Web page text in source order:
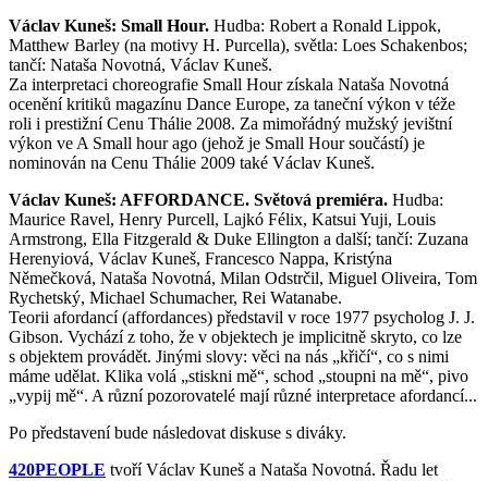
Václav Kuneš: Small Hour. Hudba: Robert a Ronald Lippok,
Matthew Barley (na motivy H. Purcella), světla: Loes Schakenbos;
tančí: Nataša Novotná, Václav Kuneš.
Za interpretaci choreografie Small Hour získala Nataša Novotná
ocenění kritiků magazínu Dance Europe, za taneční výkon v téže
roli i prestižní Cenu Thálie 2008. Za mimořádný mužský jevištní
výkon ve A Small hour ago (jehož je Small Hour součástí) je
nominován na Cenu Thálie 2009 také Václav Kuneš.
Václav Kuneš: AFFORDANCE. Světová premiéra. Hudba:
Maurice Ravel, Henry Purcell, Lajkó Félix, Katsui Yuji, Louis
Armstrong, Ella Fitzgerald & Duke Ellington a další; tančí: Zuzana
Herenyiová, Václav Kuneš, Francesco Nappa, Kristýna
Němečková, Nataša Novotná, Milan Odstrčil, Miguel Oliveira, Tom
Rychetský, Michael Schumacher, Rei Watanabe.
Teorii afordancí (affordances) představil v roce 1977 psycholog J. J.
Gibson. Vychází z toho, že v objektech je implicitně skryto, co lze
s objektem provádět. Jinými slovy: věci na nás „křičí“, co s nimi
máme udělat. Klika volá „stiskni mě“, schod „stoupni na mě“, pivo
„vypij mě“. A různí pozorovatelé mají různé interpretace afordancí...
Po představení bude následovat diskuse s diváky.
420PEOPLE tvoří Václav Kuneš a Nataša Novotná. Řadu let